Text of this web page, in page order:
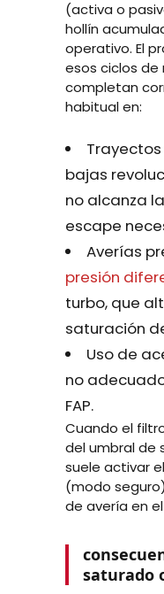
(activa o
hollín
operativo. El
esos ciclos de
completan
habitual en:
bajas
no alcanza
escape
Averías
presión
turbo, que
saturación
Uso de
no
FAP.
Cuando el
del umbral de
suele activar
(modo
de avería en
saturado